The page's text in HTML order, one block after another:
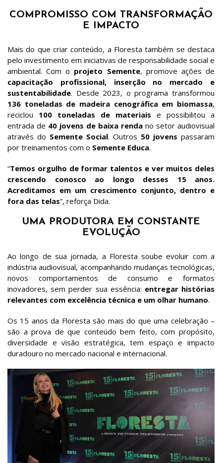
COMPROMISSO COM TRANSFORMAÇÃO
E IMPACTO
Mais do que criar conteúdo, a Floresta também se destaca
pelo investimento em iniciativas de responsabilidade social e
ambiental. Com o projeto Semente, promove ações de
capacitação profissional, inserção no mercado e
sustentabilidade. Desde 2023, o programa transformou
136 toneladas de madeira cenográfica em biomassa,
reciclou 100 toneladas de materiais e possibilitou a
entrada de 40 jovens de baixa renda no setor audiovisual
através do Semente Social. Outros 50 jovens passaram
por treinamentos com o Semente Educa.
“Temos orgulho de formar talentos e ver muitos deles
crescendo conosco ao longo desses 15 anos.
Acreditamos em um crescimento conjunto, dentro e
fora das telas”, reforça Dida.
UMA PRODUTORA EM CONSTANTE
EVOLUÇÃO
Ao longo de sua jornada, a Floresta soube evoluir com a
indústria audiovisual, acompanhando mudanças tecnológicas,
novos comportamentos de consumo e formatos
inovadores, sem perder sua essência: entregar histórias
relevantes com excelência técnica e um olhar humano.
Os 15 anos da Floresta são mais do que uma celebração –
são a prova de que conteúdo bem feito, com propósito,
diversidade e visão estratégica, tem espaço e impacto
duradouro no mercado nacional e internacional.